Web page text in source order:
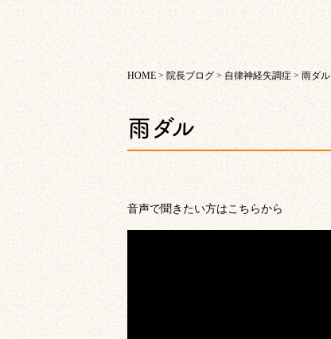
HOME > 院長ブログ > 自律神経失調症 > 雨ダル
雨ダル
音声で聞きたい方はこちらから